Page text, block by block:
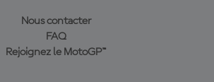
Nous contacter
FAQ
Rejoignez le MotoGP™